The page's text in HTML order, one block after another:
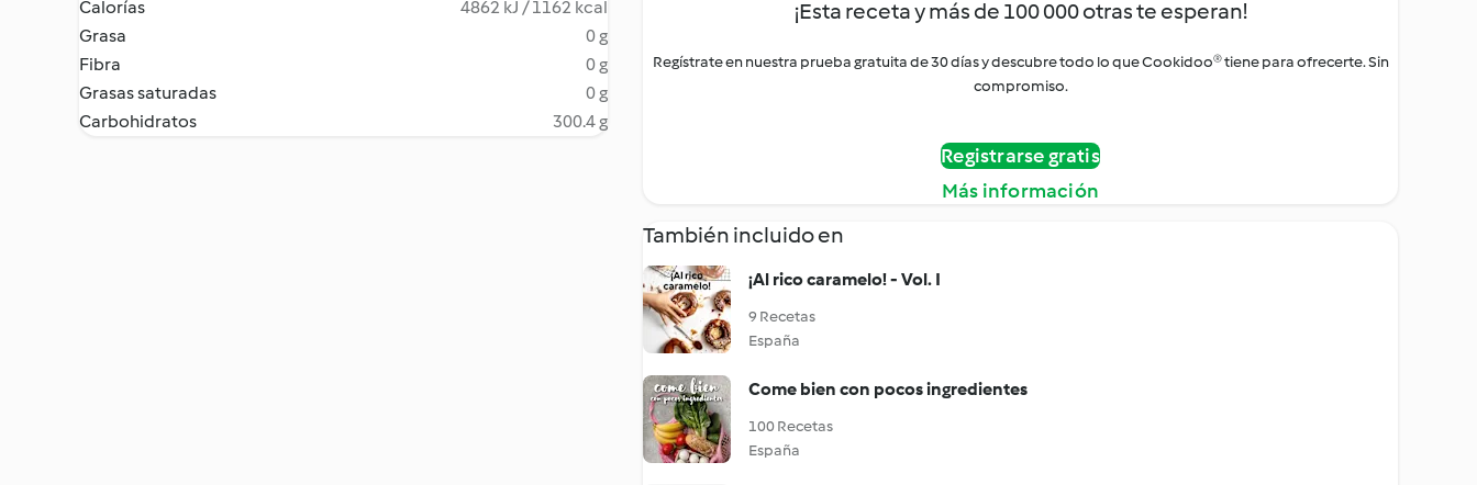
Calorías
4862 kJ / 1162 kcal
Grasa
0 g
Fibra
0 g
Grasas saturadas
0 g
Carbohidratos
300.4 g
¡Esta receta y más de 100 000 otras te esperan!
Regístrate en nuestra prueba gratuita de 30 días y descubre todo lo que Cookidoo® tiene para ofrecerte. Sin
compromiso.
Registrarse gratis
Más información
También incluido en
¡Al rico caramelo! - Vol. I
9 Recetas
España
Come bien con pocos ingredientes
100 Recetas
España